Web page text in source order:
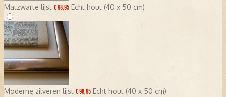
Matzwarte lijst € 98,95 Echt hout (40 x 50 cm)
Moderne zilveren lijst € 98,95 Echt hout (40 x 50 cm)